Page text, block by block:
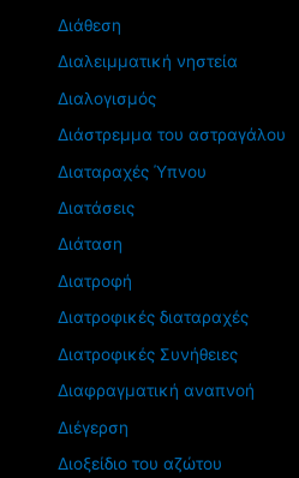
Διάθεση
Διαλειμματική νηστεία
Διαλογισμός
Διάστρεμμα του αστραγάλου
Διαταραχές Ύπνου
Διατάσεις
Διάταση
Διατροφή
Διατροφικές διαταραχές
Διατροφικές Συνήθειες
Διαφραγματική αναπνοή
Διέγερση
Διοξείδιο του αζώτου